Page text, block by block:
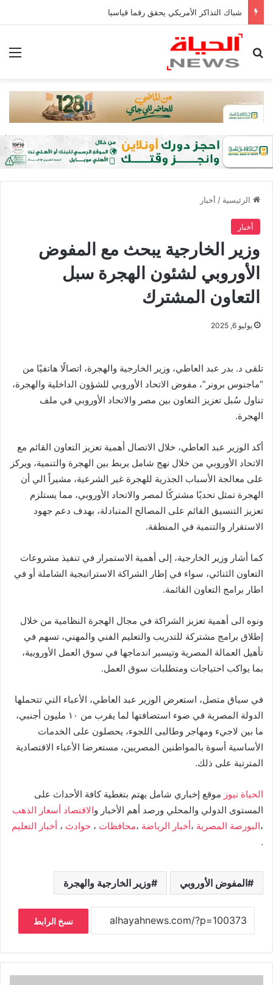
شباك التذاكر الأمريكي يحقق رقما قياسيا
بحث عن
الرئيسية / أخبار
أخبار
وزير الخارجية يبحث مع المفوض
الأوروبي لشئون الهجرة سبل
التعاون المشترك
يوليو 6, 2025
تلقى د. بدر عبد العاطي، وزير الخارجية والهجرة، اتصالًا هاتفيًا من
“ماجنوس برونر”، مفوض الاتحاد الأوروبي للشؤون الداخلية والهجرة،
تناول سُبل تعزيز التعاون بين مصر والاتحاد الأوروبي في ملف
الهجرة.
أكد الوزير عبد العاطي، خلال الاتصال أهمية تعزيز التعاون القائم مع
الاتحاد الأوروبي من خلال نهج شامل يربط بين الهجرة والتنمية، ويركز
على معالجة الأسباب الجذرية للهجرة غير الشرعية، مشيراً الي أن
الهجرة تمثل تحديًا مشتركًا لمصر والاتحاد الأوروبي، مما يستلزم
تعزيز التنسيق القائم على المصالح المتبادلة، بهدف دعم جهود
الاستقرار والتنمية في المنطقة.
كما أشار وزير الخارجية، إلى أهمية الاستمرار في تنفيذ مشروعات
التعاون الثنائي، سواء في إطار الشراكة الاستراتيجية الشاملة أو في
اطار برامج التعاون القائمة.
ونوه الى أهمية تعزيز الشراكة في مجال الهجرة النظامية من خلال
إطلاق برامج مشتركة للتدريب والتعليم الفني والمهني، تسهم في
تأهيل العمالة المصرية وتيسير اندماجها في سوق العمل الأوروبية،
بما يواكب احتياجات ومتطلبات سوق العمل.
في سياق متصل، استعرض الوزير عبد العاطي، الأعباء التي تتحملها
الدولة المصرية في ضوء استضافتها لما يقرب من ١٠ مليون أجنبي،
ما بين لاجيء ومهاجر وطالبى اللجوء، يحصلون على الخدمات
الأساسية أسوة بالمواطنين المصريين، مستعرضا الأعباء الاقتصادية
المترتبة على ذلك.
الحياة نيوز موقع إخباري شامل يهتم بتغطية كافة الأحداث على
المستوى الدولي والمحلي ورصد أهم الأخبار والاقتصاد أسعار الذهب
،البورصة المصرية ،أخبار الرياضة ،محافظات ، حوادث ، أخبار التعليم
.
المفوض الأوروبي وزير الخارجية والهجرة
نسخ الرابط